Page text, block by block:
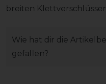
breiten
Wie hat dir die
gefallen?